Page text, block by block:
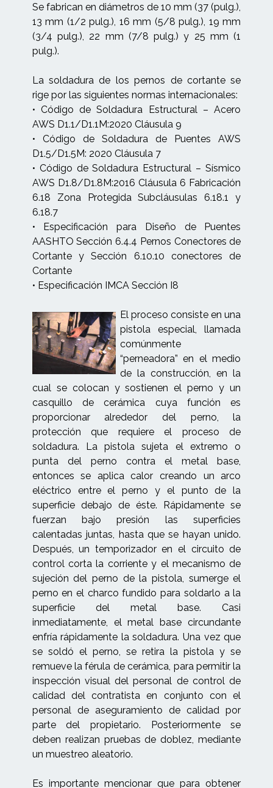
Se fabrican en diámetros de 10 mm (37 (pulg.),
13 mm (1/2 pulg.), 16 mm (5/8 pulg.), 19 mm
(3/4 pulg.), 22 mm (7/8 pulg.) y 25 mm (1
pulg.).
La soldadura de los pernos de cortante se
rige por las siguientes normas internacionales:
• Código de Soldadura Estructural – Acero
AWS D1.1/D1.1M:2020 Cláusula 9
• Código de Soldadura de Puentes AWS
D1.5/D1.5M: 2020 Cláusula 7
• Código de Soldadura Estructural – Sísmico
AWS D1.8/D1.8M:2016 Cláusula 6 Fabricación
6.18 Zona Protegida Subcláusulas 6.18.1 y
6.18.7
• Especificación para Diseño de Puentes
AASHTO Sección 6.4.4 Pernos Conectores de
Cortante y Sección 6.10.10 conectores de
Cortante
• Especificación IMCA Sección I8
El proceso consiste en una
pistola especial, llamada
comúnmente
“perneadora” en el medio
de la construcción, en la
cual se colocan y sostienen el perno y un
casquillo de cerámica cuya función es
proporcionar alrededor del perno, la
protección que requiere el proceso de
soldadura. La pistola sujeta el extremo o
punta del perno contra el metal base,
entonces se aplica calor creando un arco
eléctrico entre el perno y el punto de la
superficie debajo de éste. Rápidamente se
fuerzan bajo presión las superficies
calentadas juntas, hasta que se hayan unido.
Después, un temporizador en el circuito de
control corta la corriente y el mecanismo de
sujeción del perno de la pistola, sumerge el
perno en el charco fundido para soldarlo a la
superficie del metal base. Casi
inmediatamente, el metal base circundante
enfría rápidamente la soldadura. Una vez que
se soldó el perno, se retira la pistola y se
remueve la férula de cerámica, para permitir la
inspección visual del personal de control de
calidad del contratista en conjunto con el
personal de aseguramiento de calidad por
parte del propietario. Posteriormente se
deben realizan pruebas de doblez, mediante
un muestreo aleatorio.
Es importante mencionar que para obtener